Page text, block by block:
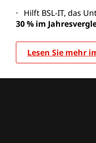
· Hilft BSL-IT, das
30 % im
Lesen Sie mehr